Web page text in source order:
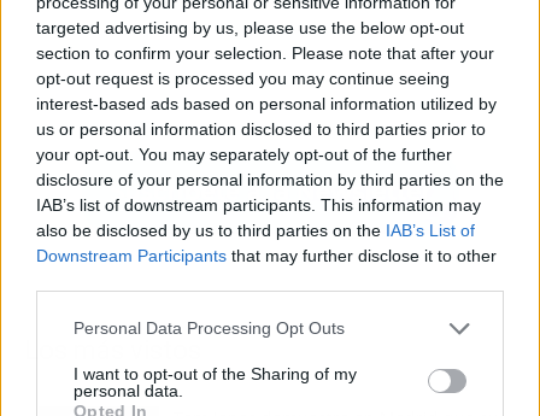
targeted advertising by us, please use the below opt-out
section to confirm your selection. Please note that after your
opt-out request is processed you may continue seeing
interest-based ads based on personal information utilized by
us or personal information disclosed to third parties prior to
your opt-out. You may separately opt-out of the further
disclosure of your personal information by third parties on the
IAB’s list of downstream participants. This information may
also be disclosed by us to third parties on the IAB’s List of
Downstream Participants that may further disclose it to other
Personal Data Processing Opt Outs
I want to opt-out of the Sharing of my
personal data.
Opted In